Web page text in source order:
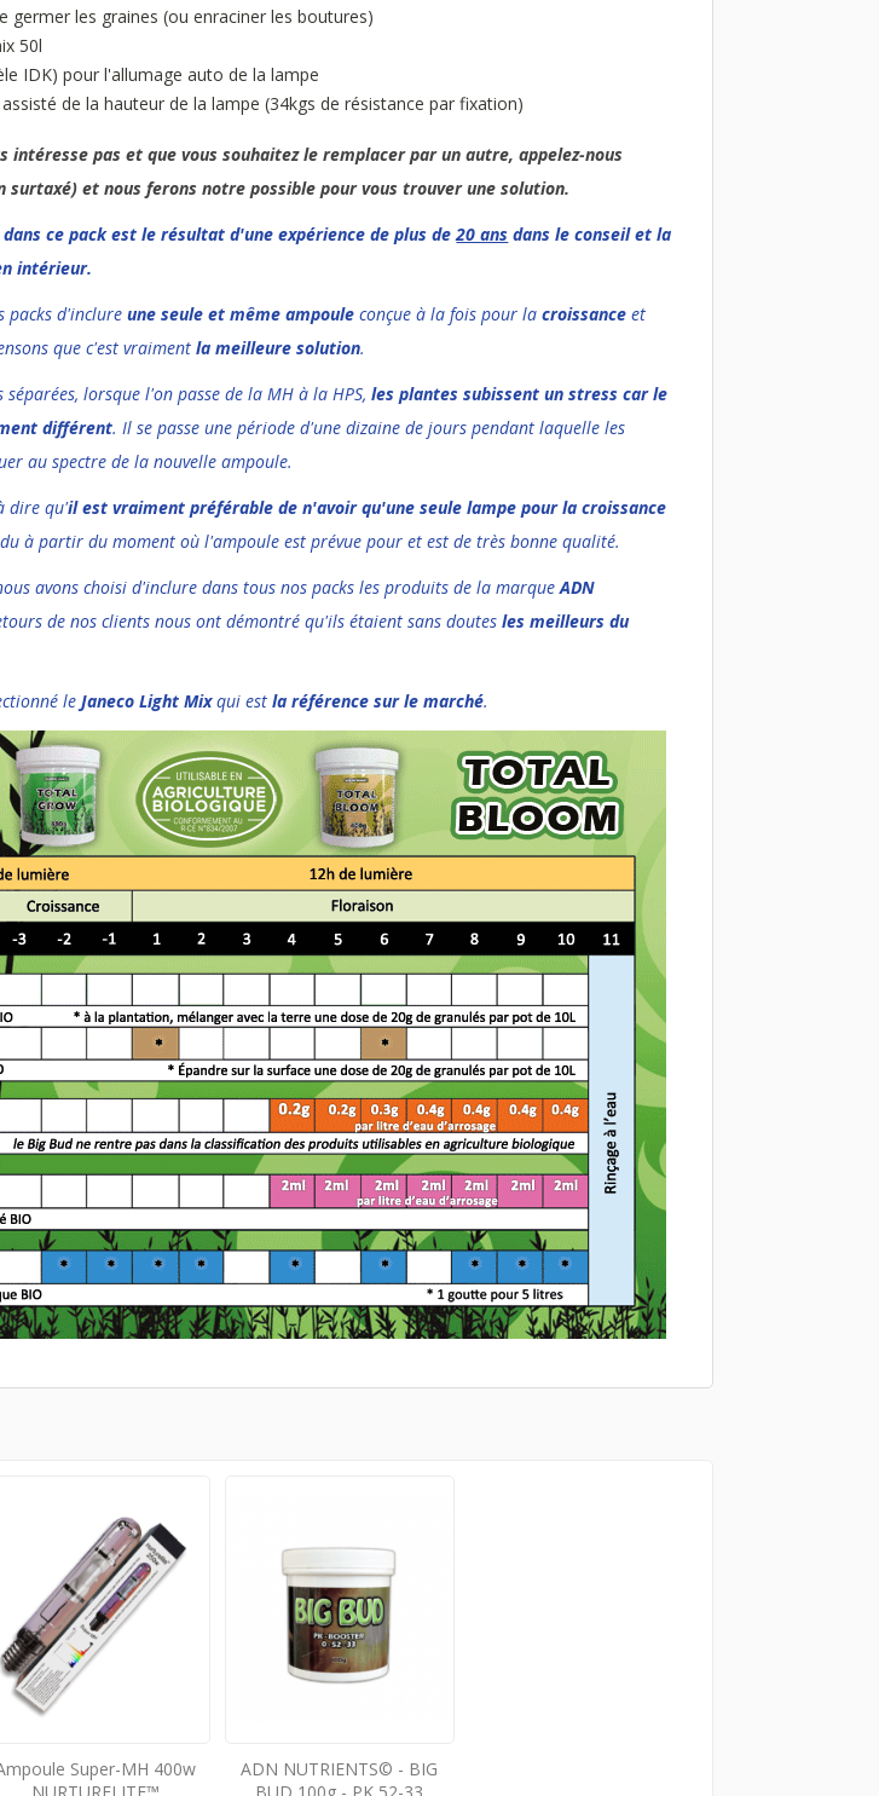
germer les graines (ou enraciner les boutures)
50l
IDK) pour l'allumage auto de la lampe
de la hauteur de la lampe (34kgs de résistance par fixation)
intéresse pas et que vous souhaitez le remplacer par un autre, appelez-nous
surtaxé) et nous ferons notre possible pour vous trouver une solution.
ce pack est le résultat d'une expérience de plus de20 ans dans le conseil et la
intérieur.
packs d'inclureune seule et même ampoule conçue à la fois pour lacroissance et
que c'est vraimentla meilleure solution.
lorsque l'on passe de la MH à la HPS,les plantes subissent un stress car le
différent. Il se passe une période d'une dizaine de jours pendant laquelle les
au spectre de la nouvelle ampoule.
dire qu'il est vraiment préférable de n'avoir qu'une seule lampe pour la croissance
à partir du moment où l'ampoule est prévue pour et est de très bonne qualité.
avons choisi d'inclure dans tous nos packs les produits de la marqueADN
de nos clients nous ont démontré qu'ils étaient sans doutesles meilleurs du
leJaneco Light Mixqui estla référence sur le marché.
Super-MH 400w
ADN NUTRIENTS© - BIG